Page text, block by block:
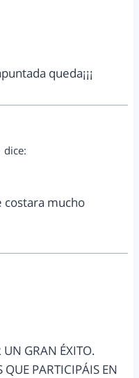
queda¡¡¡
dice:
costara mucho
UN GRAN ÉXITO.
PARTICIPÁIS EN